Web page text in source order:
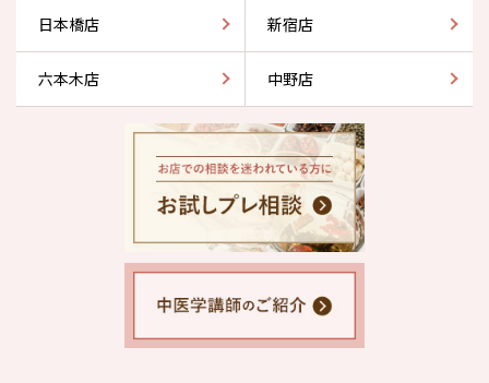
日本橋店 新宿店
六本木店 中野店